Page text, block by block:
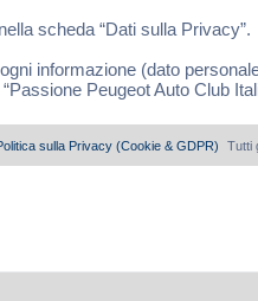
scheda “Dati sulla Privacy”.
informazione (dato
Peugeot Auto Club
Tutti
sulla Privacy (Cookie & GDPR)